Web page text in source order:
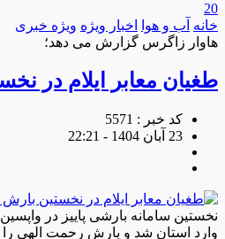
20
خانه آب و هوا اخبار ویژه ویژه خبری
هاوار زاگرس گزارش می دهد؛
طغیان معابر ایلام در
کد خبر : 5571
23 آبان 1404 - 22:21
نخستین سامانه بارشی پاییز در
وارد استان شد و بارش رحمت الهی را